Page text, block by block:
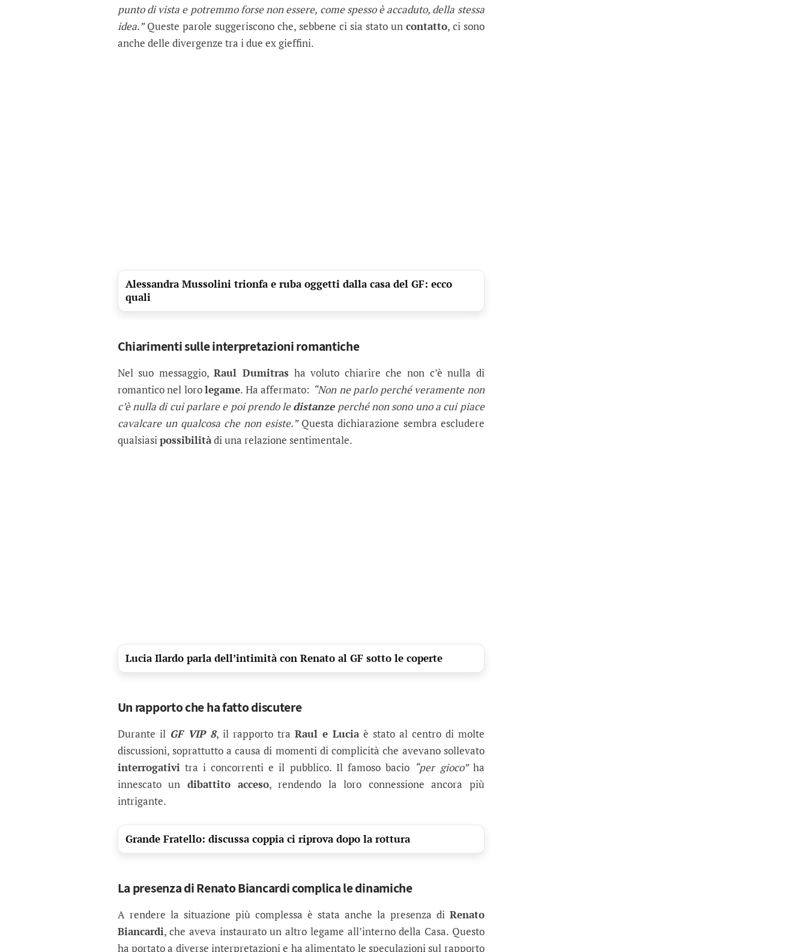
punto di vista e potremmo forse non essere, come spesso è accaduto, della stessa
idea.”Queste parole suggeriscono che, sebbene ci sia stato un contatto, ci sono
anche delle divergenze tra i due ex gieffini.
Alessandra Mussolini trionfa e ruba oggetti dalla casa del GF: ecco
quali
Chiarimenti sulle interpretazioni romantiche
Nel suo messaggio,Raul Dumitras ha voluto chiarire che non c’è nulla di
romantico nel lorolegame. Ha affermato: “Non ne parlo perché veramente non
c’è nulla di cui parlare e poi prendo ledistanzeperché non sono uno a cui piace
cavalcare un qualcosa che non esiste.”Questa dichiarazione sembra escludere
qualsiasipossibilitàdi una relazione sentimentale.
Lucia Ilardo parla dell’intimità con Renato al GF sotto le coperte
Un rapporto che ha fatto discutere
Durante il GF VIP 8, il rapporto tra Raul e Luciaè stato al centro di molte
discussioni, soprattutto a causa di momenti di complicità che avevano sollevato
interrogativitra i concorrenti e il pubblico. Il famoso bacio “per gioco”ha
innescato un dibattito acceso, rendendo la loro connessione ancora più
intrigante.
Grande Fratello: discussa coppia ci riprova dopo la rottura
La presenza di Renato Biancardi complica le dinamiche
A rendere la situazione più complessa è stata anche la presenza di Renato
Biancardi, che aveva instaurato un altro legame all’interno della Casa. Questo
ha portato a diverse interpretazioni e ha alimentato le speculazioni sul rapporto